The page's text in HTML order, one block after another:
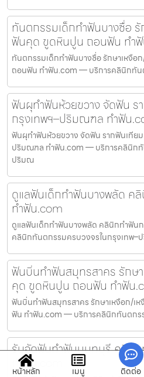
ทันตกรรมเด็กทำฟันบางซื่อ รั
ฟันคุด ขูดหินปูน ถอนฟัน ทำ
ทันตกรรมเด็กทำฟันบางซื่อ รักษาเหงื
ถอนฟัน ทำฟัน.com — บริการคลินิกทัน
ฟันผุทำฟันห้วยขวาง จัดฟัน ร
กรุงเทพฯ–ปริมณฑล ทำฟัน
ฟันผุทำฟันห้วยขวาง จัดฟัน รากฟันเทีย
ปริมณฑล ทำฟัน.com — บริการคลินิกทั
ปริมณ
ดูแลฟันเด็กทำฟันบางพลัด ค
ทำฟัน.com
ดูแลฟันเด็กทำฟันบางพลัด คลินิกทำฟัน
คลินิกทันตกรรมครบวงจรในกรุงเทพ
ฟันบิ่นทำฟันสมุทรสาคร รักษ
คุด ขูดหินปูน ถอนฟัน ทำฟัน
ฟันบิ่นทำฟันสมุทรสาคร รักษาเหงือก/เ
ฟัน ทำฟัน.com — บริการคลินิกทันตกร
รับจัดฟันทำฟันนนทบุรี คลินิก
ทำฟัน.com
หน้าหลัก เมนู ติดต่อ